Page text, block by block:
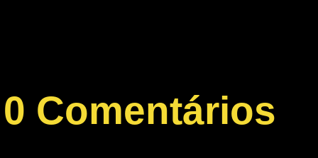
0 Comentários